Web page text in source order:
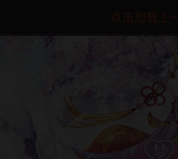
点击加载上